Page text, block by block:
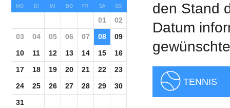
MO DI MI DO FR SA SO
01
02
03
04 05 06 07 08
09
10
11 12 13 14 15
16
17
18 19 20 21 22
23
24
25 26 27 28 29
30
31
den Stand
Datum
TENNIS